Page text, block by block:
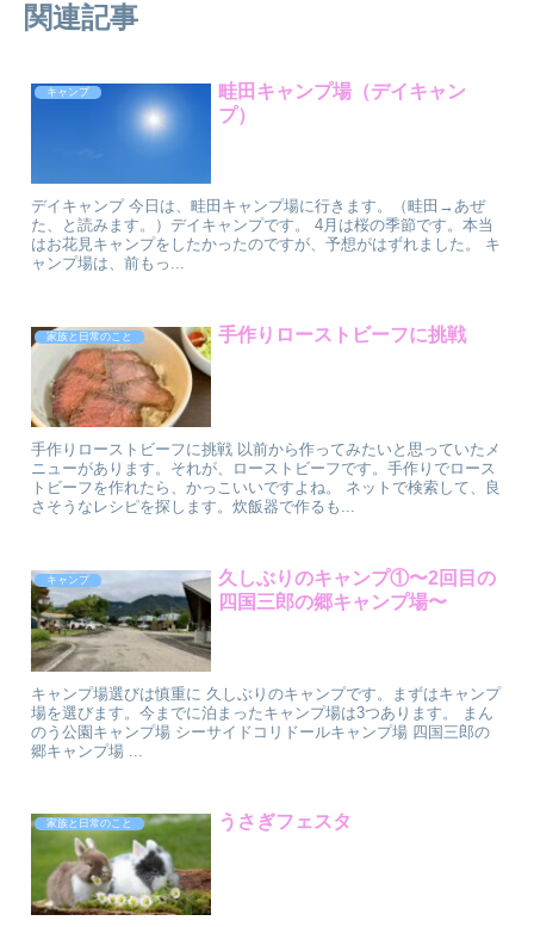
関連記事
キャンプ
畦田キャンプ場（デイキャン
プ）
デイキャンプ 今日は、畦田キャンプ場に行きます。（畦田→あぜ
た、と読みます。）デイキャンプです。 4月は桜の季節です。本当
はお花見キャンプをしたかったのですが、予想がはずれました。 キ
ャンプ場は、前もっ...
家族と日常のこと 手作りローストビーフに挑戦
手作りローストビーフに挑戦 以前から作ってみたいと思っていたメ
ニューがあります。それが、ローストビーフです。手作りでロース
トビーフを作れたら、かっこいいですよね。 ネットで検索して、良
さそうなレシピを探します。炊飯器で作るも...
キャンプ
久しぶりのキャンプ①〜2回目の
四国三郎の郷キャンプ場〜
キャンプ場選びは慎重に 久しぶりのキャンプです。まずはキャンプ
場を選びます。今までに泊まったキャンプ場は3つあります。 まん
のう公園キャンプ場 シーサイドコリドールキャンプ場 四国三郎の
郷キャンプ場 ...
家族と日常のこと うさぎフェスタ